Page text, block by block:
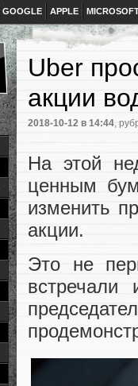
GOOGLE APPLE
Uber
акции
2018-10-12 в 14:44,
На этой
ценным
изменить
акции.
Это не